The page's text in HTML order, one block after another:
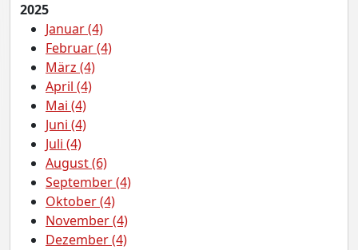
2025
Januar (4)
Februar (4)
März (4)
April (4)
Mai (4)
Juni (4)
Juli (4)
August (6)
September (4)
Oktober (4)
November (4)
Dezember (4)